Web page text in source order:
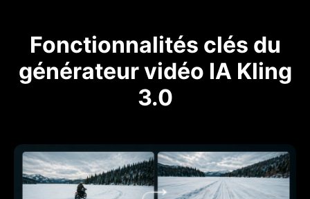
Fonctionnalités clés du
générateur vidéo IA Kling
3.0